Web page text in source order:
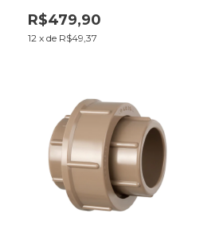
R$479,90
12 x de R$49,37